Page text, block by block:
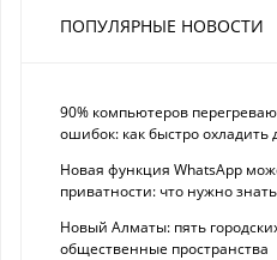
ПОПУЛЯРНЫЕ НОВОСТИ
90% компьютеров
ошибок: как быстро
Новая функция WhatsApp
приватности: что нужно
Новый Алматы: пять
общественные пространства